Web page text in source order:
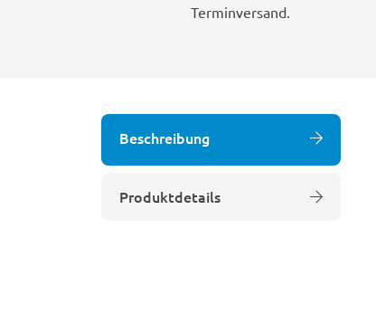
Terminversand.
Beschreibung
Produktdetails